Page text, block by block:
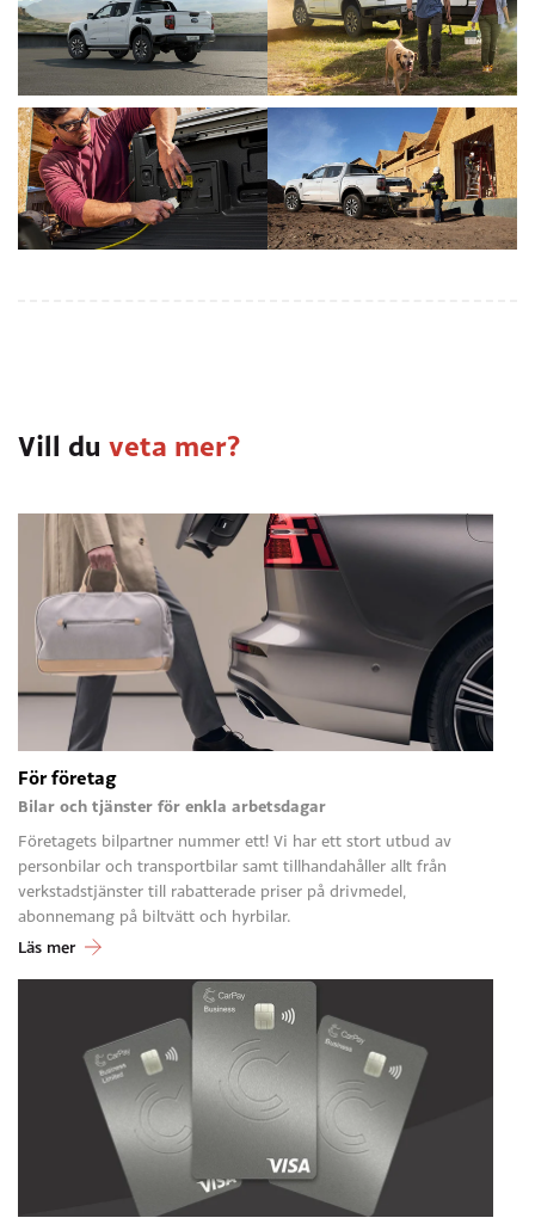
Vill du veta mer?
För företag
Bilar och tjänster för enkla arbetsdagar
Företagets bilpartner nummer ett! Vi har ett stort utbud av
personbilar och transportbilar samt tillhandahåller allt från
verkstadstjänster till rabatterade priser på drivmedel,
abonnemang på biltvätt och hyrbilar.
Läs mer